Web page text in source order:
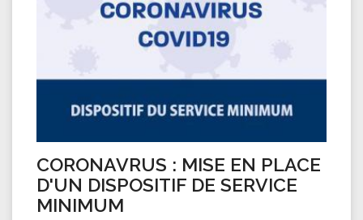
CORONAVRUS : MISE EN PLACE
D'UN DISPOSITIF DE SERVICE
MINIMUM